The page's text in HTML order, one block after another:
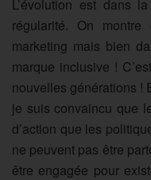
L’évolution est dans
régularité. On
marketing mais bien
marque inclusive !
nouvelles générations !
je suis convaincu que
d’action que les
ne peuvent pas être
être engagée pour